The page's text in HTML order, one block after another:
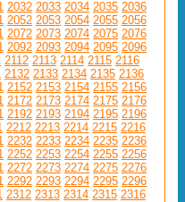
2032 2033 2034 2035 2036
2052 2053 2054 2055 2056
2072 2073 2074 2075 2076
2092 2093 2094 2095 2096
2112 2113 2114 2115 2116
2132 2133 2134 2135 2136
2152 2153 2154 2155 2156
2172 2173 2174 2175 2176
2192 2193 2194 2195 2196
2212 2213 2214 2215 2216
2232 2233 2234 2235 2236
2252 2253 2254 2255 2256
2272 2273 2274 2275 2276
2292 2293 2294 2295 2296
2312 2313 2314 2315 2316